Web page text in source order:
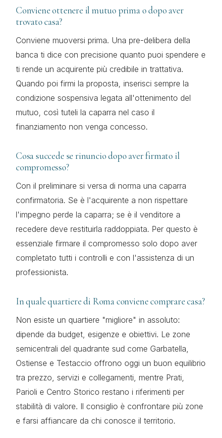
Conviene ottenere il mutuo prima o dopo aver
trovato casa?
Conviene muoversi prima. Una pre-delibera della
banca ti dice con precisione quanto puoi spendere e
ti rende un acquirente più credibile in trattativa.
Quando poi firmi la proposta, inserisci sempre la
condizione sospensiva legata all'ottenimento del
mutuo, così tuteli la caparra nel caso il
finanziamento non venga concesso.
Cosa succede se rinuncio dopo aver firmato il
compromesso?
Con il preliminare si versa di norma una caparra
confirmatoria. Se è l'acquirente a non rispettare
l'impegno perde la caparra; se è il venditore a
recedere deve restituirla raddoppiata. Per questo è
essenziale firmare il compromesso solo dopo aver
completato tutti i controlli e con l'assistenza di un
professionista.
In quale quartiere di Roma conviene comprare casa?
Non esiste un quartiere "migliore" in assoluto:
dipende da budget, esigenze e obiettivi. Le zone
semicentrali del quadrante sud come Garbatella,
Ostiense e Testaccio offrono oggi un buon equilibrio
tra prezzo, servizi e collegamenti, mentre Prati,
Parioli e Centro Storico restano i riferimenti per
stabilità di valore. Il consiglio è confrontare più zone
e farsi affiancare da chi conosce il territorio.